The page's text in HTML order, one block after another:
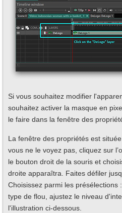
Si vous souhaitez modifier
souhaitez activer la masque en
le faire dans la fenêtre des
La fenêtre des propriétés est
vous ne le voyez pas, cliquez sur
le bouton droit de la souris et
droite apparaîtra. Faites défiler
Choisissez parmi les
type de flou, ajustez le niveau
l'illustration ci-dessous.